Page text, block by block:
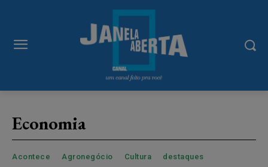
Economia
Acontece Agronegócio Cultura destaques